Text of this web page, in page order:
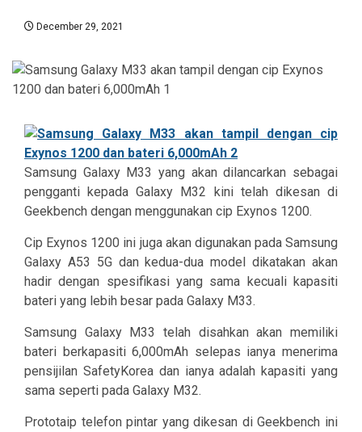
December 29, 2021
Samsung Galaxy M33 yang akan dilancarkan sebagai
pengganti kepada Galaxy M32 kini telah dikesan di
Geekbench dengan menggunakan cip Exynos 1200.
Cip Exynos 1200 ini juga akan digunakan pada Samsung
Galaxy A53 5G dan kedua-dua model dikatakan akan
hadir dengan spesifikasi yang sama kecuali kapasiti
bateri yang lebih besar pada Galaxy M33.
Samsung Galaxy M33 telah disahkan akan memiliki
bateri berkapasiti 6,000mAh selepas ianya menerima
pensijilan SafetyKorea dan ianya adalah kapasiti yang
sama seperti pada Galaxy M32.
Prototaip telefon pintar yang dikesan di Geekbench ini